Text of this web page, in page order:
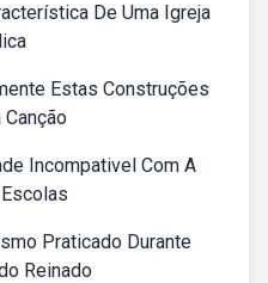
De Uma Igreja
Estas Construções
Incompativel Com A
Praticado Durante
Reinado